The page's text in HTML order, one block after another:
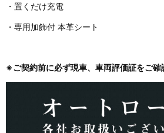
・置くだけ充電
・専用加飾付 本革シート
※ご契約前に必ず現車、車両評価証をご確